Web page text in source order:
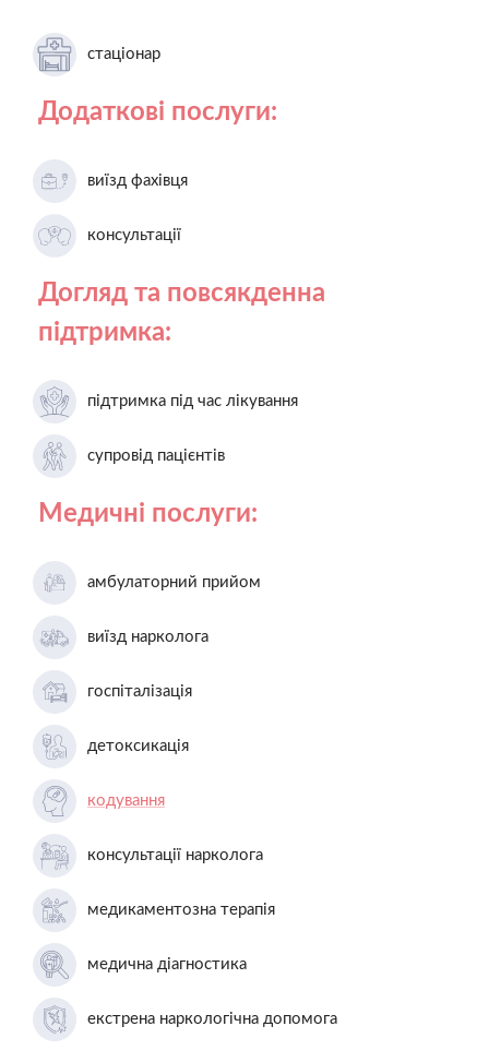
стаціонар
Додаткові послуги:
виїзд фахівця
консультації
Догляд та повсякденна
підтримка:
підтримка під час лікування
супровід пацієнтів
Медичні послуги:
амбулаторний прийом
виїзд нарколога
госпіталізація
детоксикація
кодування
консультації нарколога
медикаментозна терапія
медична діагностика
екстрена наркологічна допомога